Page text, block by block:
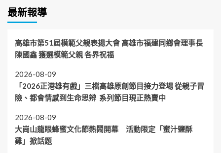
最新報導
高雄市第51屆模範父親表揚大會 高雄市福建同鄉會理事長
陳國鑫 獲選模範父親 各界祝福
2026-08-09
「2026正港雄有戲」三檔高雄原創節目接力登場 從親子冒
險、都會情感到生命思辨 系列節目現正熱賣中
2026-08-09
大崗山龍眼蜂蜜文化節熱鬧開幕 活動限定「蜜汁鹽酥
雞」掀話題